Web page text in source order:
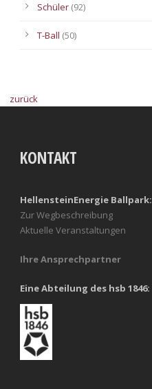
Schüler (92)
T-Ball (50)
zurück
KONTAKT
HellensteinEnergie Ballpark:
Zur Wegbeschreibung
Aktuelle Veranstaltungen
Ihre Ansprechpartner
Eine Abteilung des hsb 1846: